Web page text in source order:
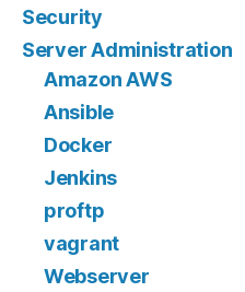
Security
Server Administration
Amazon AWS
Ansible
Docker
Jenkins
proftp
vagrant
Webserver